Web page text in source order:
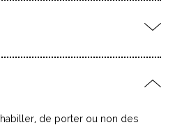
de porter ou non des